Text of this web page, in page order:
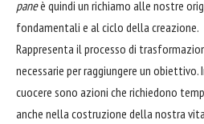
paneè quindi un richiamo alle nostre
fondamentali e al ciclo della creazione.
Rappresenta il processo di
necessarie per raggiungere un
cuocere sono azioni che richiedono
anche nella costruzione della nostra